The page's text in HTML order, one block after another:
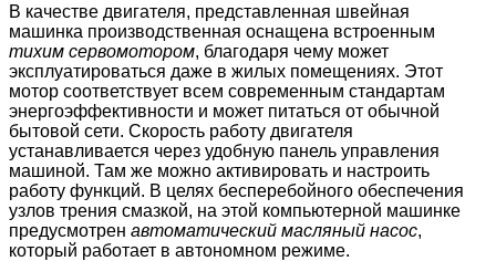
В качестве двигателя, представленная швейная
машинка производственная оснащена встроенным
тихим сервомотором, благодаря чему может
эксплуатироваться даже в жилых помещениях. Этот
мотор соответствует всем современным стандартам
энергоэффективности и может питаться от обычной
бытовой сети. Скорость работу двигателя
устанавливается через удобную панель управления
машиной. Там же можно активировать и настроить
работу функций. В целях бесперебойного обеспечения
узлов трения смазкой, на этой компьютерной машинке
предусмотрен автоматический масляный насос,
который работает в автономном режиме.